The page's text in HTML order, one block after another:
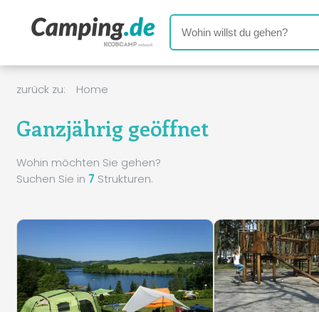
zurück zu: Home
Ganzjährig geöffnet
Wohin möchten Sie gehen?
Suchen Sie in 7 Strukturen.